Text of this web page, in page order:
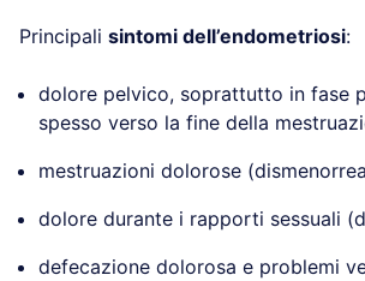
Principali sintomi dell’endometriosi:
dolore pelvico, soprattutto in fase
spesso verso la fine della
mestruazioni dolorose
dolore durante i rapporti sessuali
defecazione dolorosa e problemi